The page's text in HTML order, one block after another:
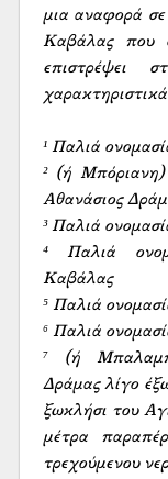
μια αναφορά
Καβάλας που
επιστρέψει
¹ Παλιά
² (ή Μπόριανη)
Αθανάσιος
³ Παλιά
⁴ Παλιά
Καβάλας
⁵ Παλιά
⁶ Παλιά
⁷ (ή
Δράμας λίγο
ξωκλήσι του
μέτρα
τρεχούμενου